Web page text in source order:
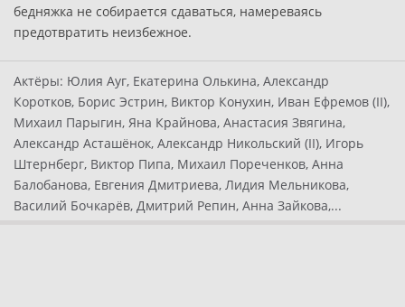
бедняжка не собирается сдаваться, намереваясь
предотвратить неизбежное.
Актёры: Юлия Ауг, Екатерина Олькина, Александр
Коротков, Борис Эстрин, Виктор Конухин, Иван Ефремов (II),
Михаил Парыгин, Яна Крайнова, Анастасия Звягина,
Александр Асташёнок, Александр Никольский (II), Игорь
Штернберг, Виктор Пипа, Михаил Пореченков, Анна
Балобанова, Евгения Дмитриева, Лидия Мельникова,
Василий Бочкарёв, Дмитрий Репин, Анна Зайкова,...